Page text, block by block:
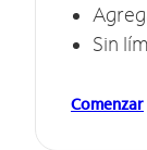
Sin
Comenzar